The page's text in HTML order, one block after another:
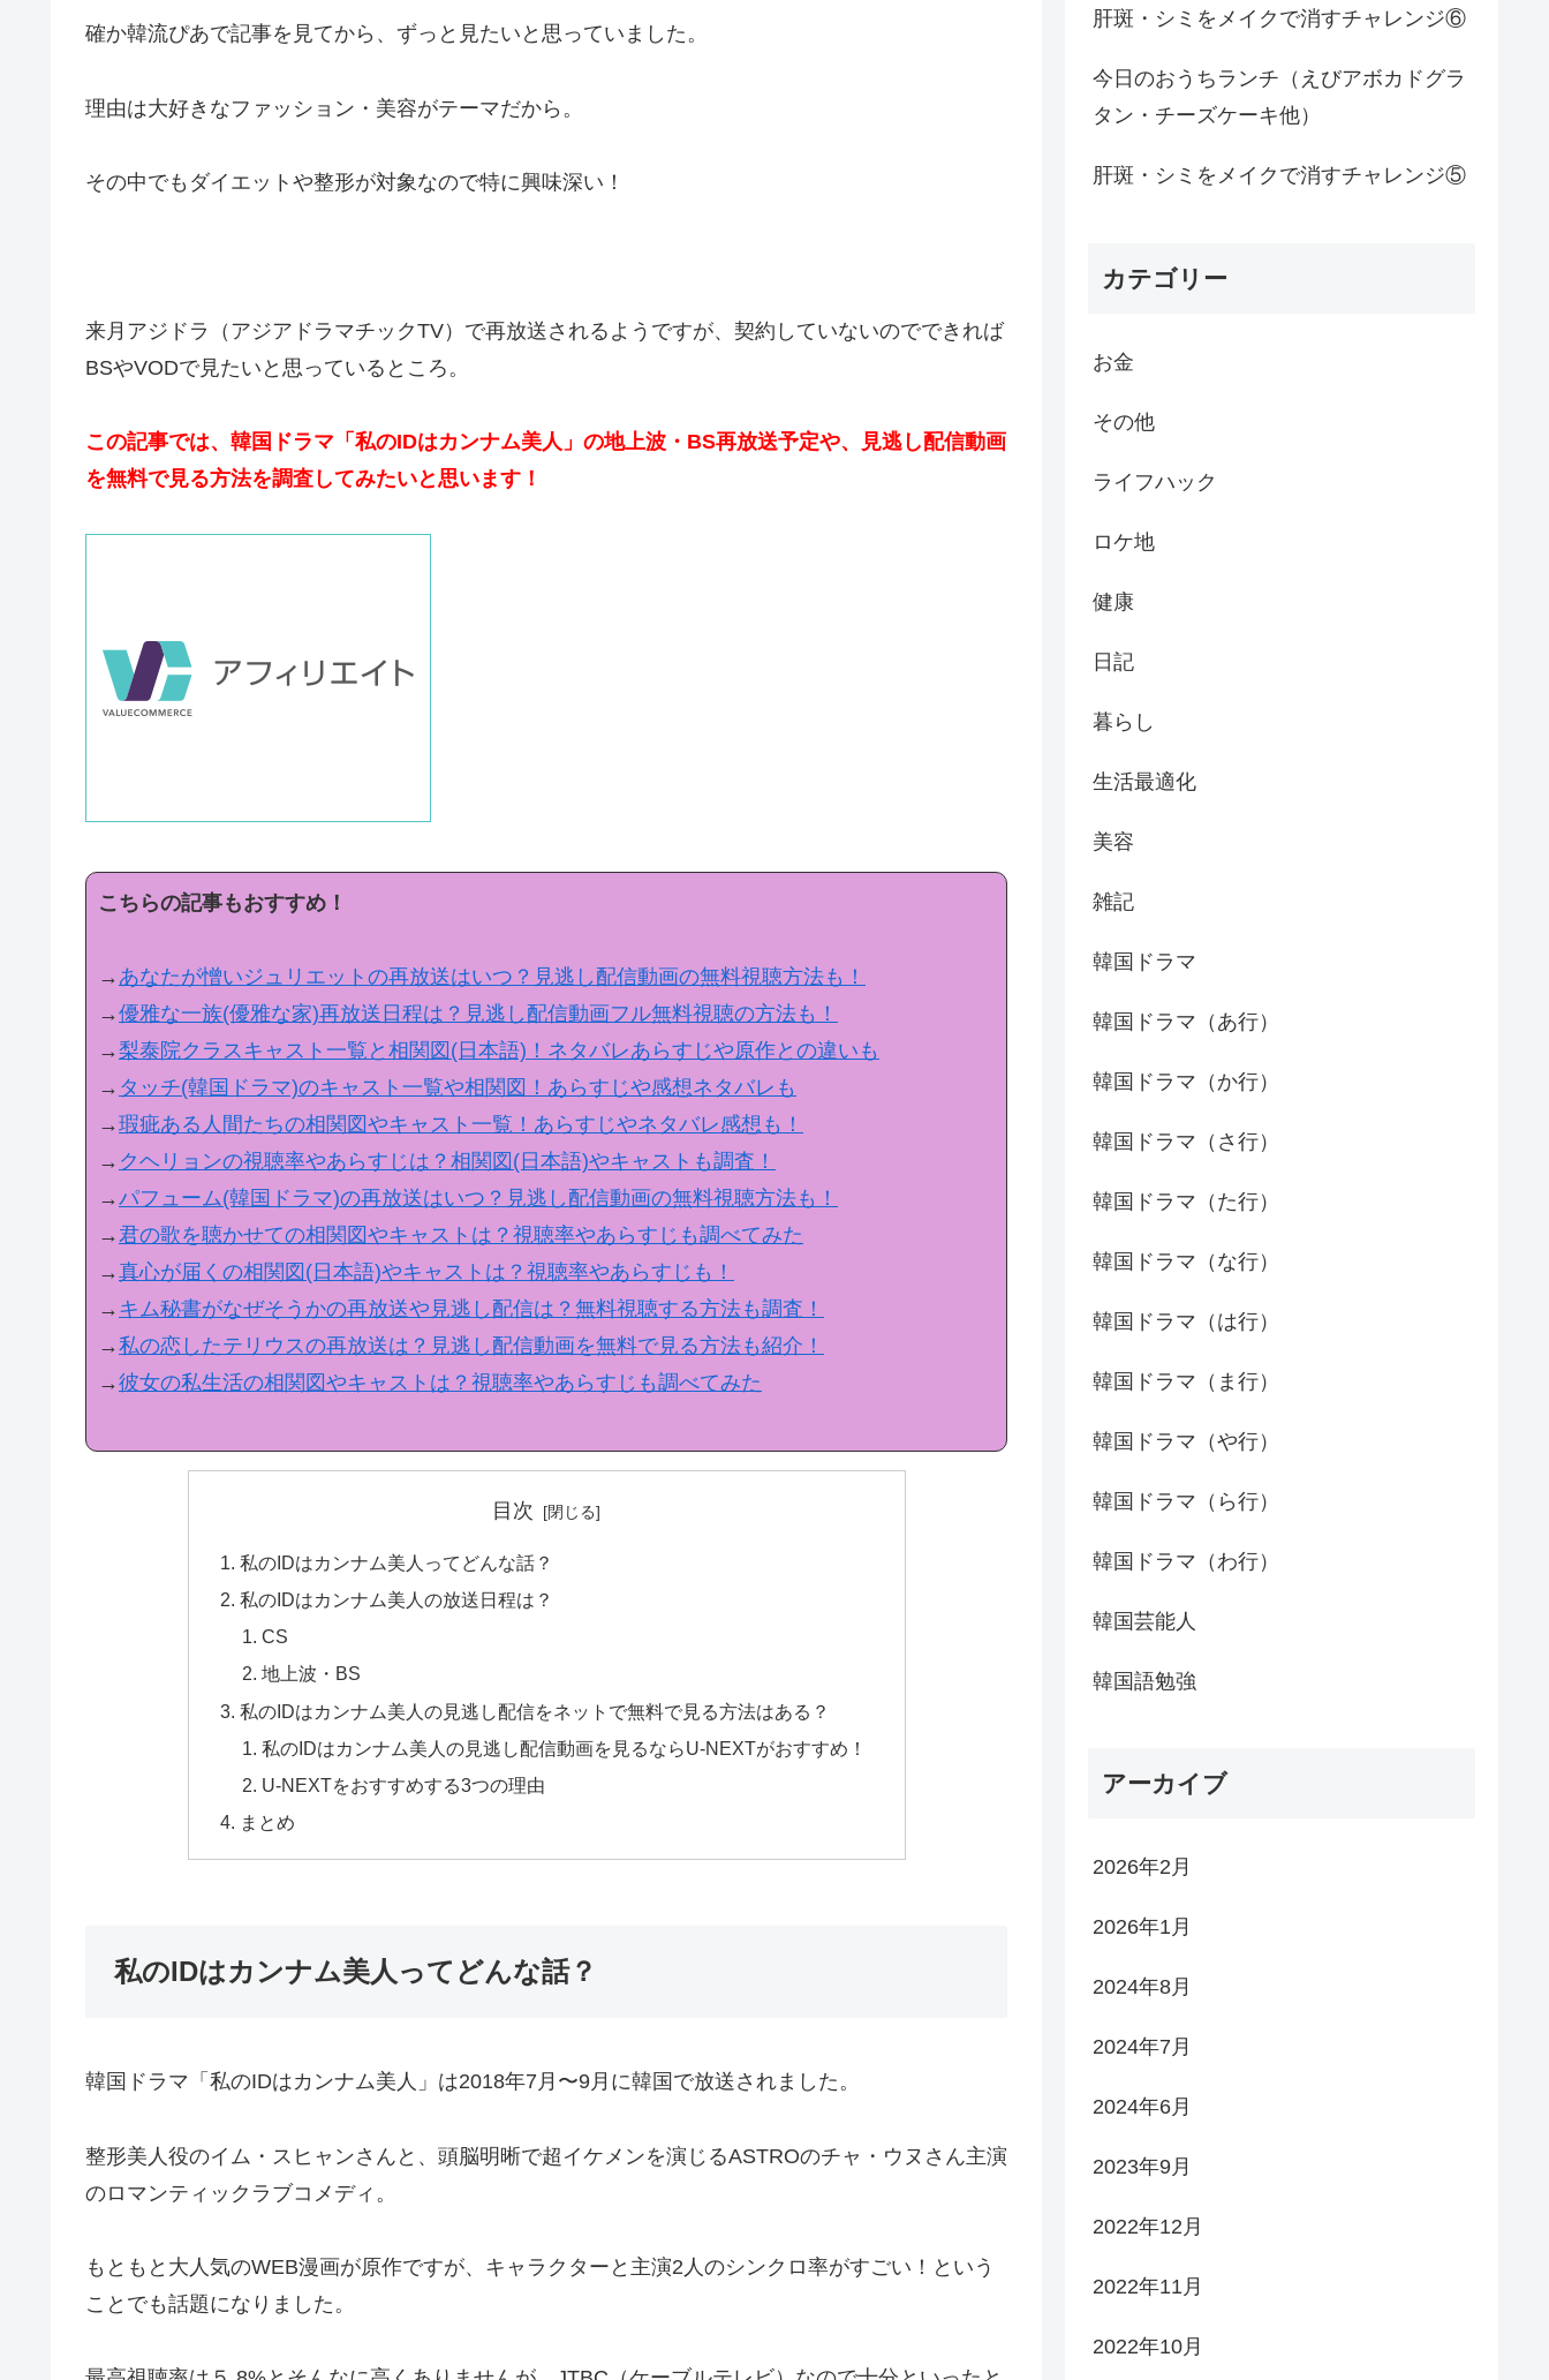
確か韓流ぴあで記事を見てから、ずっと見たいと思っていました。
理由は大好きなファッション・美容がテーマだから。
その中でもダイエットや整形が対象なので特に興味深い！
来月アジドラ（アジアドラマチックTV）で再放送されるようですが、契約していないのでできれば
BSやVODで見たいと思っているところ。
この記事では、韓国ドラマ「私のIDはカンナム美人」の地上波・BS再放送予定や、見逃し配信動画
を無料で見る方法を調査してみたいと思います！
こちらの記事もおすすめ！
→ あなたが憎いジュリエットの再放送はいつ？見逃し配信動画の無料視聴方法も！
→優雅な一族(優雅な家)再放送日程は？見逃し配信動画フル無料視聴の方法も！
→梨泰院クラスキャスト一覧と相関図(日本語)！ネタバレあらすじや原作との違いも
→ タッチ(韓国ドラマ)のキャスト一覧や相関図！あらすじや感想ネタバレも
→瑕疵ある人間たちの相関図やキャスト一覧！あらすじやネタバレ感想も！
→ クヘリョンの視聴率やあらすじは？相関図(日本語)やキャストも調査！
→パフューム(韓国ドラマ)の再放送はいつ？見逃し配信動画の無料視聴方法も！
→君の歌を聴かせての相関図やキャストは？視聴率やあらすじも調べてみた
→真心が届くの相関図(日本語)やキャストは？視聴率やあらすじも！
→ キム秘書がなぜそうかの再放送や見逃し配信は？無料視聴する方法も調査！
→私の恋したテリウスの再放送は？見逃し配信動画を無料で見る方法も紹介！
→彼女の私生活の相関図やキャストは？視聴率やあらすじも調べてみた
目次
私のIDはカンナム美人ってどんな話？
私のIDはカンナム美人の放送日程は？
CS
地上波・BS
私のIDはカンナム美人の見逃し配信をネットで無料で見る方法はある？
私のIDはカンナム美人の見逃し配信動画を見るならU-NEXTがおすすめ！
U-NEXTをおすすめする3つの理由
まとめ
私のIDはカンナム美人ってどんな話？
韓国ドラマ「私のIDはカンナム美人」は2018年7月〜9月に韓国で放送されました。
整形美人役のイム・スヒャンさんと、頭脳明晰で超イケメンを演じるASTROのチャ・ウヌさん主演
のロマンティックラブコメディ。
もともと大人気のWEB漫画が原作ですが、キャラクターと主演2人のシンクロ率がすごい！という
ことでも話題になりました。
肝斑・シミをメイクで消すチャレンジ⑥
今日のおうちランチ（えびアボカドグラ
タン・チーズケーキ他）
肝斑・シミをメイクで消すチャレンジ⑤
カテゴリー
お金
その他
ライフハック
ロケ地
健康
日記
暮らし
生活最適化
美容
雑記
韓国ドラマ
韓国ドラマ（あ行）
韓国ドラマ（か行）
韓国ドラマ（さ行）
韓国ドラマ（た行）
韓国ドラマ（な行）
韓国ドラマ（は行）
韓国ドラマ（ま行）
韓国ドラマ（や行）
韓国ドラマ（ら行）
韓国ドラマ（わ行）
韓国芸能人
韓国語勉強
アーカイブ
2026年2月
2026年1月
2024年8月
2024年7月
2024年6月
2023年9月
2022年12月
2022年11月
2022年10月